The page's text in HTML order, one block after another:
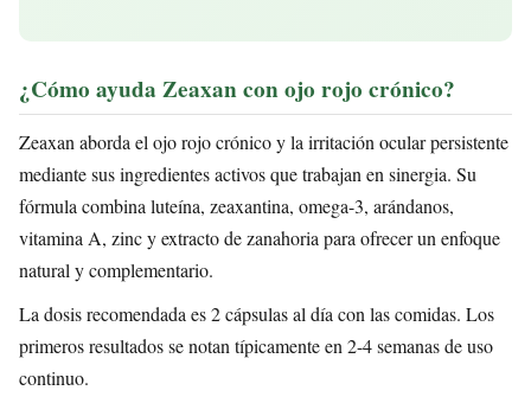
¿Cómo ayuda Zeaxan con ojo rojo crónico?
Zeaxan aborda el ojo rojo crónico y la irritación ocular persistente
mediante sus ingredientes activos que trabajan en sinergia. Su
fórmula combina luteína, zeaxantina, omega-3, arándanos,
vitamina A, zinc y extracto de zanahoria para ofrecer un enfoque
natural y complementario.
La dosis recomendada es 2 cápsulas al día con las comidas. Los
primeros resultados se notan típicamente en 2-4 semanas de uso
continuo.